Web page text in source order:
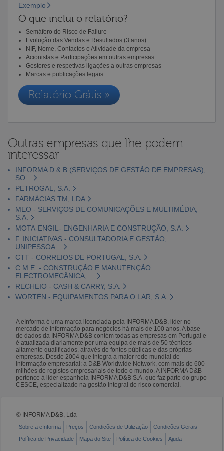
Exemplo
O que inclui o relatório?
Semáforo do Risco de Failure
Evolução das Vendas e Resultados (3 anos)
NIF, Nome, Contactos e Atividade da empresa
Acionistas e Participações em outras empresas
Gestores e respetivas ligações a outras empresas
Marcas e publicações legais
Relatório Grátis »
Outras empresas que lhe podem
interessar
INFORMA D & B (SERVIÇOS DE GESTÃO DE EMPRESAS),
SO...
PETROGAL, S.A.
FARMÁCIAS TM, LDA
MEO - SERVIÇOS DE COMUNICAÇÕES E MULTIMÉDIA,
S.A.
MOTA-ENGIL- ENGENHARIA E CONSTRUÇÃO, S.A.
F. INICIATIVAS - CONSULTADORIA E GESTÃO,
UNIPESSOA...
CTT - CORREIOS DE PORTUGAL, S.A.
C.M.E. - CONSTRUÇÃO E MANUTENÇÃO
ELECTROMECÂNICA, ...
RECHEIO - CASH & CARRY, S.A.
WORTEN - EQUIPAMENTOS PARA O LAR, S.A.
A eInforma é uma marca licenciada pela INFORMA D&B, líder no
mercado de informação para negócios há mais de 100 anos. A base
de dados da INFORMA D&B contém todas as empresas em Portugal e
é atualizada diariamente por uma equipa de mais de 50 técnicos
altamente qualificados, através de fontes públicas e das próprias
empresas. Desde 2004 que integra a maior rede mundial de
informação empresarial: a D&B Worldwide Network, com mais de 600
milhões de registos empresariais de todo o mundo. A INFORMA D&B
pertence à líder espanhola INFORMA D&B S.A. que faz parte do grupo
CESCE, especializado na gestão integral do risco comercial.
© INFORMA D&B, Lda
Sobre a eInforma Preços Condições de Utilização
Condições Gerais
Política de Privacidade
Mapa do Site Política de Cookies Ajuda